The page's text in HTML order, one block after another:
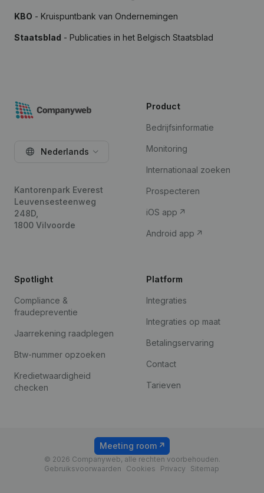
KBO - Kruispuntbank van Ondernemingen
Staatsblad - Publicaties in het Belgisch Staatsblad
Nederlands
Kantorenpark Everest
Leuvensesteenweg
248D,
1800 Vilvoorde
Product
Bedrijfsinformatie
Monitoring
Internationaal zoeken
Prospecteren
iOS app
Android app
Spotlight
Compliance &
fraudepreventie
Jaarrekening raadplegen
Btw-nummer opzoeken
Kredietwaardigheid
checken
Platform
Integraties
Integraties op maat
Betalingservaring
Contact
Tarieven
© 2026 Companyweb, alle rechten voorbehouden.
Gebruiksvoorwaarden
Cookies Privacy Sitemap
Meeting room